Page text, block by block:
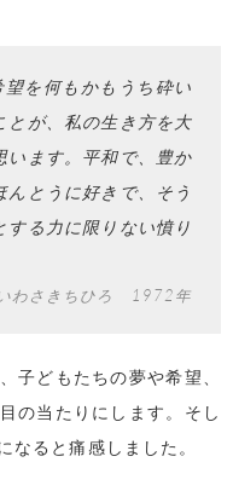
を何もかもうち砕い
とが、私の生き方を大
います。平和で、豊か
とうに好きで、そう
する力に限りない憤り
わさきちひろ 1972年
子どもたちの夢や希望、
の当たりにします。そし
ると痛感しました。